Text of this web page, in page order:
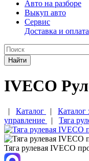
Авто на разборе
Выкуп авто
Сервис
Доставка и оплата
Найти
IVECO
| Каталог | Каталог
управление
| Тяга
Тяга рулевая IVECO